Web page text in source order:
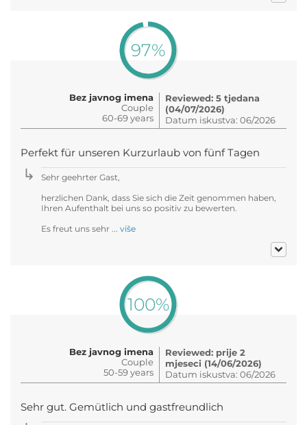
97%
Bez javnog imena
Couple
60-69 years
Reviewed: 5 tjedana
(04/07/2026)
Datum iskustva: 06/2026
Perfekt für unseren Kurzurlaub von fünf Tagen
Sehr geehrter Gast,
herzlichen Dank, dass Sie sich die Zeit genommen haben,
Ihren Aufenthalt bei uns so positiv zu bewerten.
Es freut uns sehr ... više
100%
Bez javnog imena
Couple
50-59 years
Reviewed: prije 2
mjeseci (14/06/2026)
Datum iskustva: 06/2026
Sehr gut. Gemütlich und gastfreundlich